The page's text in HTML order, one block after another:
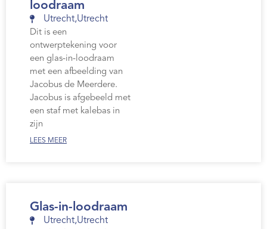
loodraam
Utrecht,Utrecht
Dit is een
ontwerptekening voor
een glas-in-loodraam
met een afbeelding van
Jacobus de Meerdere.
Jacobus is afgebeeld met
een staf met kalebas in
zijn
LEES MEER
Glas-in-loodraam
Utrecht,Utrecht